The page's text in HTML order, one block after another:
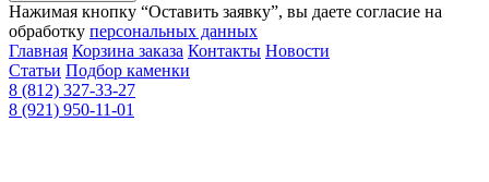
Нажимая кнопку “Оставить заявку”, вы даете согласие на
обработку персональных данных
Главная Корзина заказа Контакты Новости
Статьи Подбор каменки
8 (812) 327-33-27
8 (921) 950-11-01